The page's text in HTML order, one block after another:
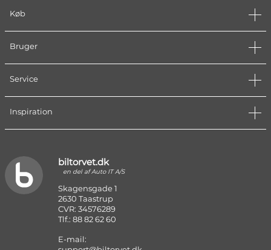
Køb
Bruger
Service
Inspiration
biltorvet.dk
en del af Auto IT A/S
Skagensgade 1
2630 Taastrup
CVR: 34576289
Tlf.: 88 82 62 60
E-mail: